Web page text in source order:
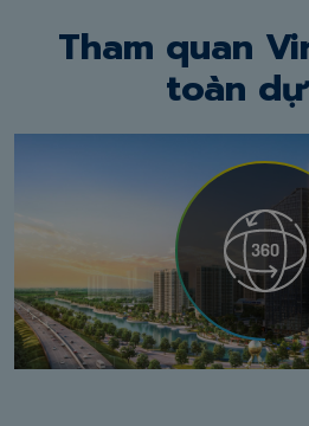
Tham quan
toàn